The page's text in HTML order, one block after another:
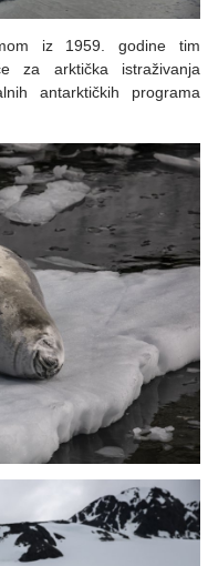
iz 1959. godine tim
za arktička istraživanja
antarktičkih programa